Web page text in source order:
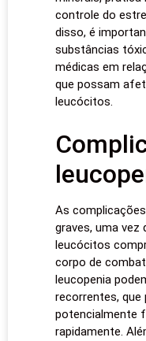
controle do
disso, é
substâncias
médicas em
que possam
leucócitos.
As
graves, uma vez
leucócitos
corpo de
leucopenia
recorrentes,
potencialmente
rapidamente.